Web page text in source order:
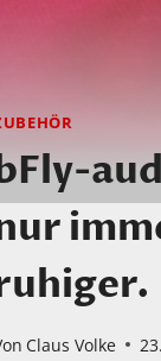
Claus Volke